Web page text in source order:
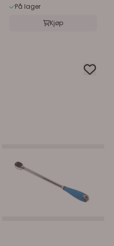
På lager
Kjøp